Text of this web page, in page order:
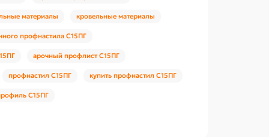
материалы кровельные материалы
профнастила С15ПГ
арочный профлист С15ПГ
профнастил С15ПГ купить профнастил С15ПГ
С15ПГ